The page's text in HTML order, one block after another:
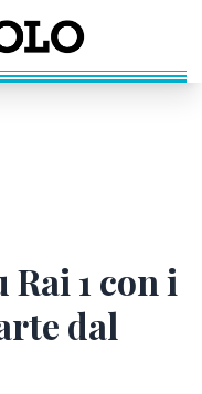
1 con i
dal